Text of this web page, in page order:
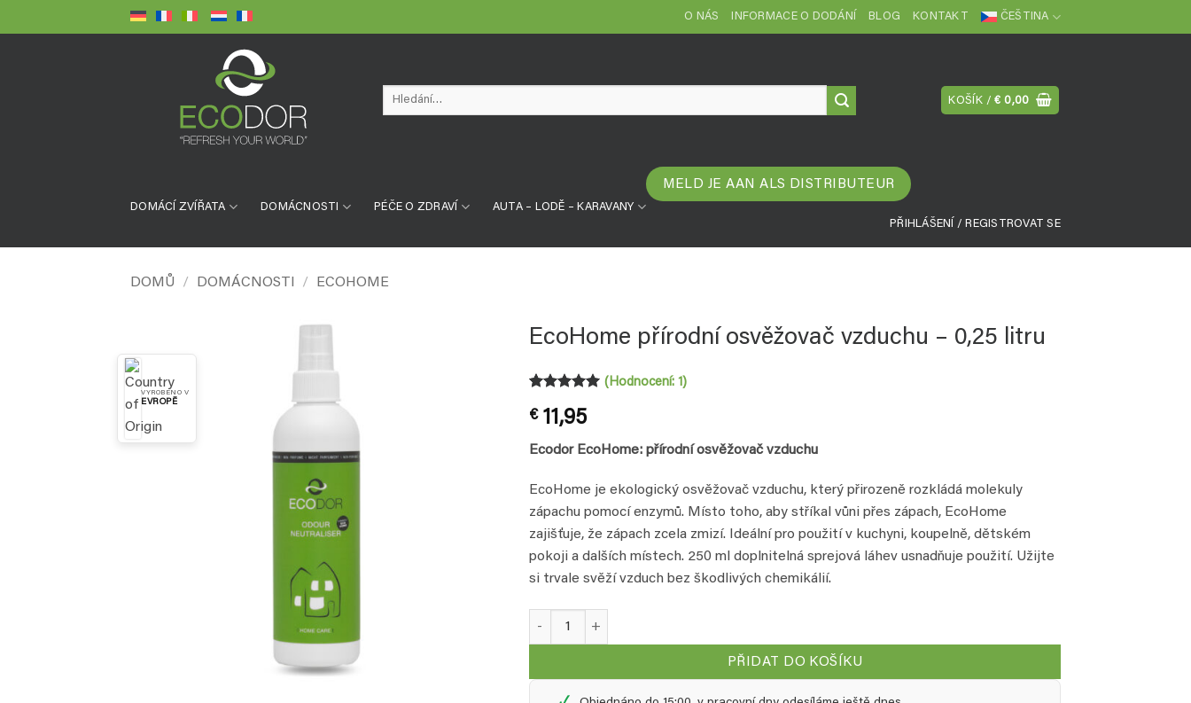
na
O NÁS INFORMACE O DODÁNÍ BLOG KONTAKT ČEŠTINA
Hledat:
KOŠÍK /€ 0,00
DOMÁCÍ ZVÍŘATA DOMÁCNOSTI PÉČE O ZDRAVÍ AUTA – LODĚ – KARAVANY
MELD JE AAN ALS DISTRIBUTEUR
PŘIHLÁŠENÍ / REGISTROVAT SE
DOMŮ / DOMÁCNOSTI / ECOHOME
VYROBENO V
EVROPĚ
EcoHome přírodní osvěžovač vzduchu – 0,25 litru
5z 5 na
základě
hodnocení
zákazníka
(Hodnocení: 1 )
€11,95
Ecodor EcoHome: přírodní osvěžovač vzduchu
EcoHome je ekologický osvěžovač vzduchu, který přirozeně rozkládá molekuly
zápachu pomocí enzymů. Místo toho, aby stříkal vůni přes zápach, EcoHome
zajišťuje, že zápach zcela zmizí. Ideální pro použití v kuchyni, koupelně, dětském
pokoji a dalších místech. 250 ml doplnitelná sprejová láhev usnadňuje použití. Užijte
si trvale svěží vzduch bez škodlivých chemikálií.
EcoHome přírodní osvěžovač vzduchu - 0,25 litru množství
PŘIDAT DO KOŠÍKU